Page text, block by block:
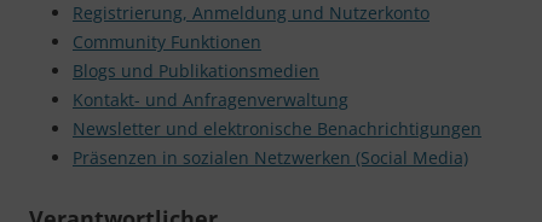
Registrierung, Anmeldung und Nutzerkonto
Community Funktionen
Blogs und Publikationsmedien
Kontakt- und Anfragenverwaltung
Newsletter und elektronische Benachrichtigungen
Präsenzen in sozialen Netzwerken (Social Media)